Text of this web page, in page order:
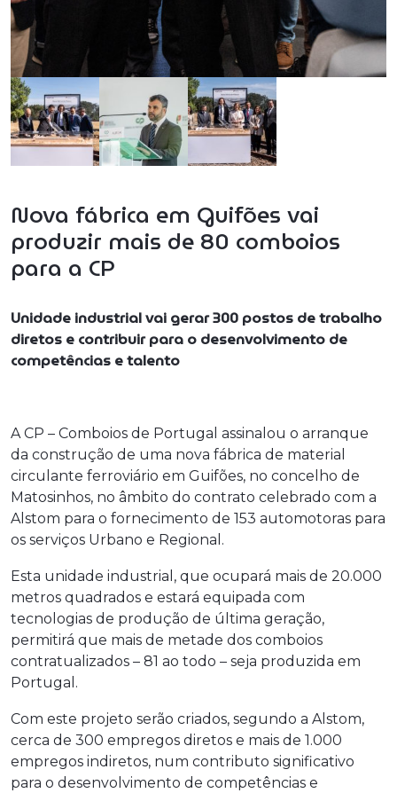
Nova fábrica em Guifões vai
produzir mais de 80 comboios
para a CP
Unidade industrial vai gerar 300 postos de trabalho
diretos e contribuir para o desenvolvimento de
competências e talento
A CP – Comboios de Portugal assinalou o arranque
da construção de uma nova fábrica de material
circulante ferroviário em Guifões, no concelho de
Matosinhos, no âmbito do contrato celebrado com a
Alstom para o fornecimento de 153 automotoras para
os serviços Urbano e Regional.
Esta unidade industrial, que ocupará mais de 20.000
metros quadrados e estará equipada com
tecnologias de produção de última geração,
permitirá que mais de metade dos comboios
contratualizados – 81 ao todo – seja produzida em
Portugal.
Com este projeto serão criados, segundo a Alstom,
cerca de 300 empregos diretos e mais de 1.000
empregos indiretos, num contributo significativo
para o desenvolvimento de competências e